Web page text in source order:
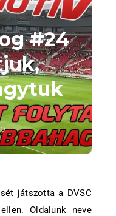
#24
0
Oldalunk neve